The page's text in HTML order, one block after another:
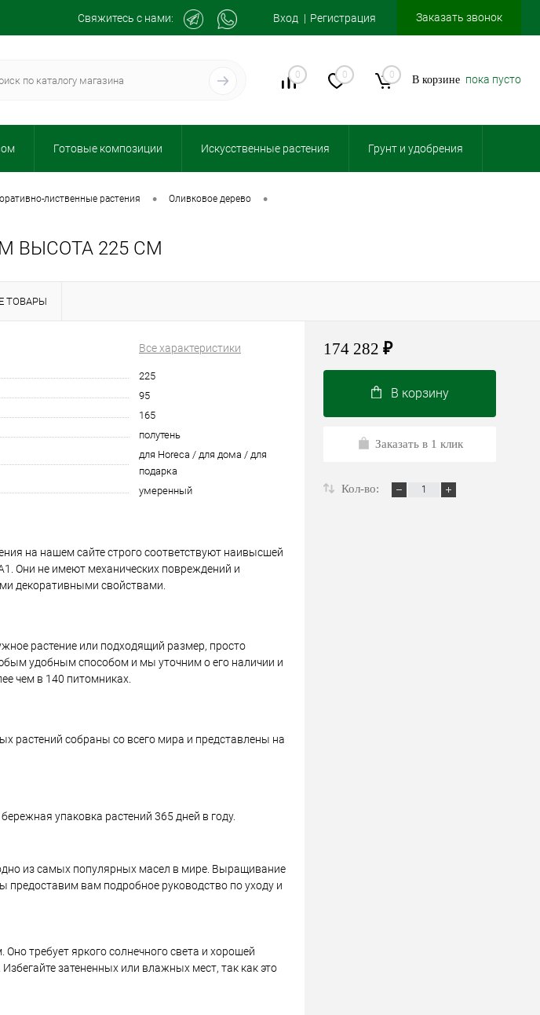
Свяжитесь с нами: Вход Регистрация Заказать звонок
0 0 0 В корзине пока пусто
Готовые композиции Искусственные растения Грунт и удобрения
лиственные растения • оливковое дерево •
ВЫСОТА 225 СМ
ТОВАРЫ
Все характеристики
225
95
165
полутень
для Horeca / для дома / для
подарка
умеренный
на нашем сайте строго соответствуют наивысшей
Они не имеют механических повреждений и
декоративными свойствами.
растение или подходящий размер, просто
удобным способом и мы уточним о его наличии и
чем в 140 питомниках.
растений собраны со всего мира и представлены на
упаковка растений 365 дней в году.
из самых популярных масел в мире. Выращивание
вам подробное руководство по уходу и
требует яркого солнечного света и хорошей
затененных или влажных мест, так как это
174 282 ₽
В корзину
Заказать в 1 клик
Кол-во: